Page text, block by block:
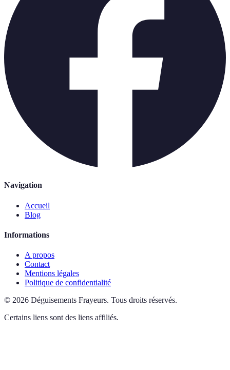
Navigation
Accueil
Blog
Informations
A propos
Contact
Mentions légales
Politique de confidentialité
© 2026 Déguisements Frayeurs. Tous droits réservés.
Certains liens sont des liens affiliés.